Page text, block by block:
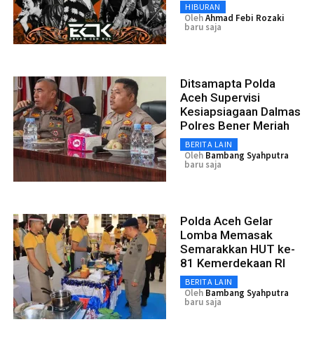
HIBURAN
OlehAhmad Febi Rozaki
baru saja
Ditsamapta Polda
Aceh Supervisi
Kesiapsiagaan Dalmas
Polres Bener Meriah
BERITA LAIN
Oleh Bambang Syahputra
baru saja
Polda Aceh Gelar
Lomba Memasak
Semarakkan HUT ke-
81 Kemerdekaan RI
BERITA LAIN
Oleh Bambang Syahputra
baru saja